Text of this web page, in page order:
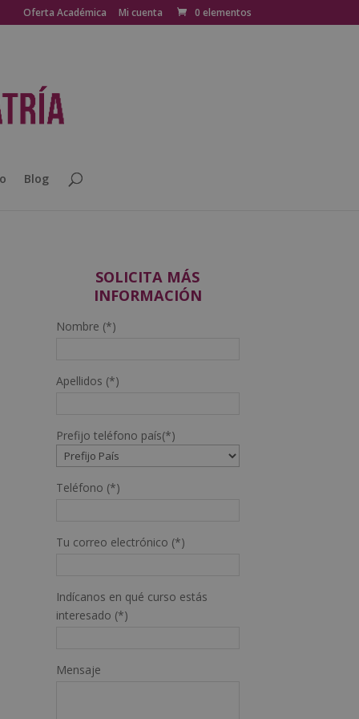
Oferta Académica Mi cuenta 0 elementos
Blog
SOLICITA MÁS
INFORMACIÓN
Nombre (*)
Apellidos (*)
Prefijo teléfono país(*)
Teléfono (*)
Tu correo electrónico (*)
Indícanos en qué curso estás
interesado (*)
Mensaje